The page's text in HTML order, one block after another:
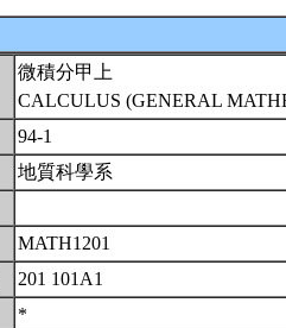
微積分甲上
CALCULUS (GENERAL
94-1
地質科學系
MATH1201
201 101A1
*